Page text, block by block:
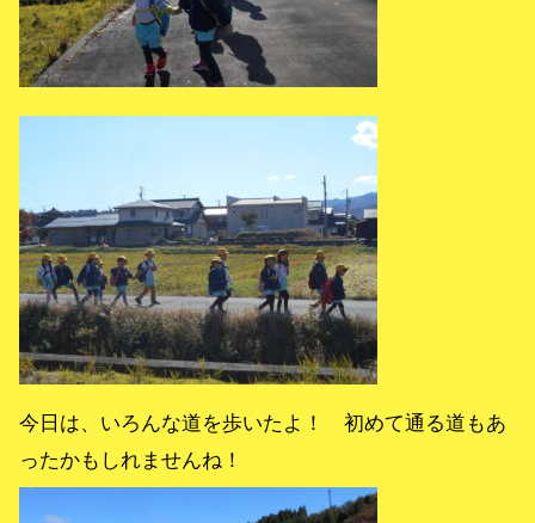
今日は、いろんな道を歩いたよ！ 初めて通る道もあ
ったかもしれませんね！